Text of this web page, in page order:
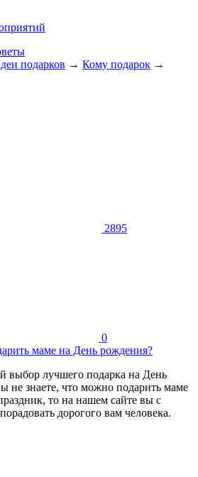
подарков → Кому подарок →
2895
0
маме на День рождения?
выбор лучшего подарка на День
не знаете, что можно подарить маме
то на нашем сайте вы с
дорогого вам человека.